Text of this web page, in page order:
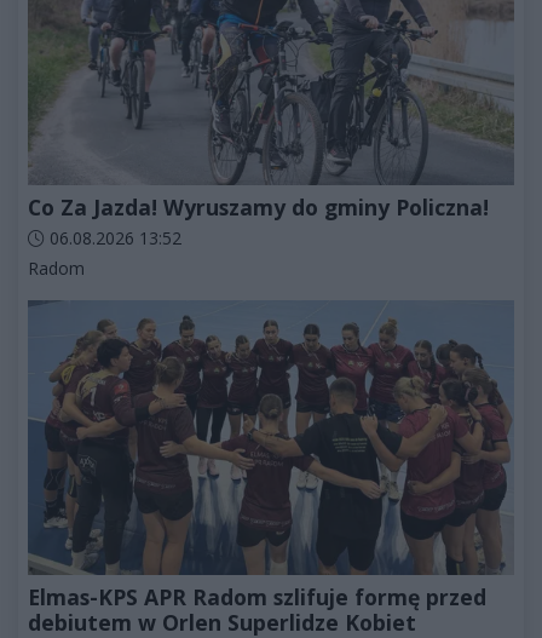
Co Za Jazda! Wyruszamy do gminy Policzna!
Data dodania artykułu:
06.08.2026 13:52
Kategorie artykułu:
Radom
Elmas-KPS APR Radom szlifuje formę przed
debiutem w Orlen Superlidze Kobiet